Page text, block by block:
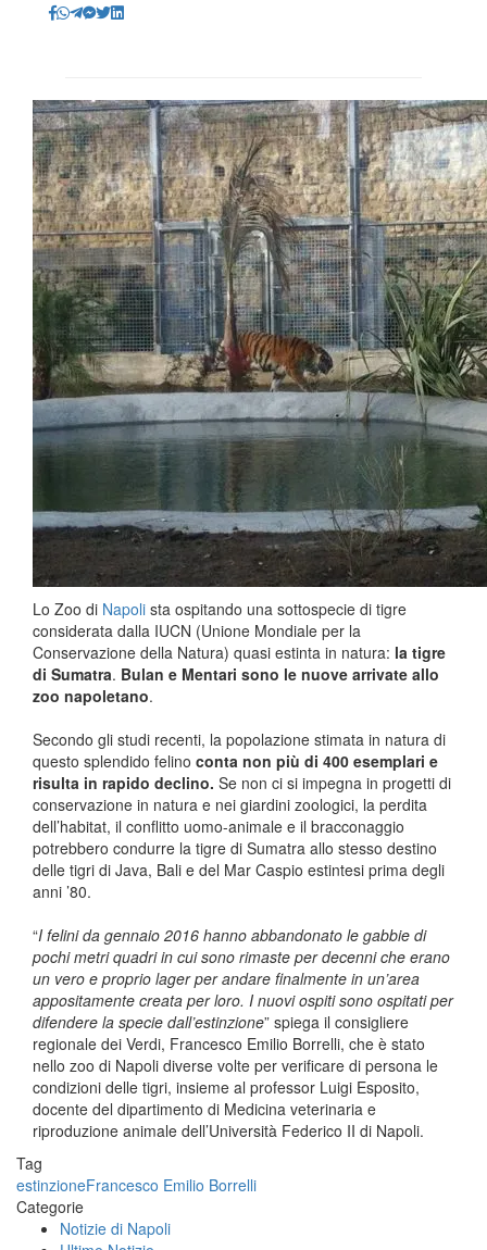
Lo Zoo di Napoli sta ospitando una sottospecie di tigre
considerata dalla IUCN (Unione Mondiale per la
Conservazione della Natura) quasi estinta in natura: la tigre
di Sumatra. Bulan e Mentari sono le nuove arrivate allo
zoo napoletano.
Secondo gli studi recenti, la popolazione stimata in natura di
questo splendido felino conta non più di 400 esemplari e
risulta in rapido declino. Se non ci si impegna in progetti di
conservazione in natura e nei giardini zoologici, la perdita
dell’habitat, il conflitto uomo-animale e il bracconaggio
potrebbero condurre la tigre di Sumatra allo stesso destino
delle tigri di Java, Bali e del Mar Caspio estintesi prima degli
anni ’80.
“I felini da gennaio 2016 hanno abbandonato le gabbie di
pochi metri quadri in cui sono rimaste per decenni che erano
un vero e proprio lager per andare finalmente in un’area
appositamente creata per loro. I nuovi ospiti sono ospitati per
difendere la specie dall’estinzione” spiega il consigliere
regionale dei Verdi, Francesco Emilio Borrelli, che è stato
nello zoo di Napoli diverse volte per verificare di persona le
condizioni delle tigri, insieme al professor Luigi Esposito,
docente del dipartimento di Medicina veterinaria e
riproduzione animale dell’Università Federico II di Napoli.
Tag
estinzioneFrancesco Emilio Borrelli
Categorie
Notizie di Napoli